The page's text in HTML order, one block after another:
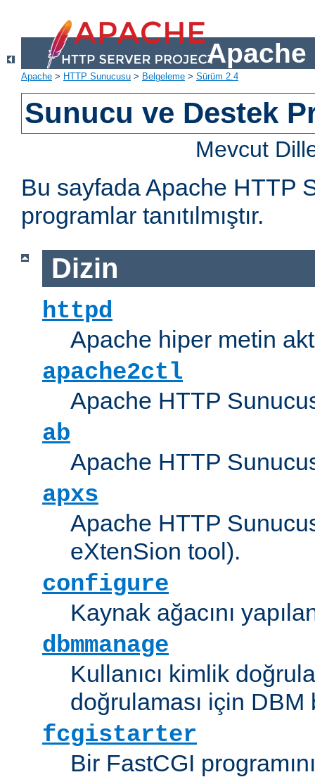
Apache
Apache > HTTP Sunucusu > Belgeleme > Sürüm 2.4
Sunucu ve Destek
Mevcut
Bu sayfada Apache HTTP
programlar tanıtılmıştır.
Dizin
httpd
Apache hiper metin
apache2ctl
Apache HTTP
ab
Apache HTTP
apxs
Apache HTTP
eXtenSion tool).
configure
Kaynak ağacını
dbmmanage
Kullanıcı kimlik
doğrulaması için
fcgistarter
Bir FastCGI programını